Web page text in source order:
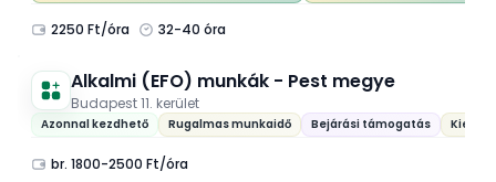
2250 Ft/óra 32-40 óra
Alkalmi (EFO) munkák - Pest megye
Budapest 11. kerület
Azonnal kezdhető Rugalmas munkaidő Bejárási támogatás
br. 1800-2500 Ft/óra